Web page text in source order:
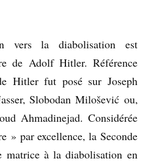
vers la diabolisation est
de Adolf Hitler. Référence
Hitler fut posé sur Joseph
Slobodan Milošević ou,
Ahmadinejad. Considérée
» par excellence, la Seconde
matrice à la diabolisation en